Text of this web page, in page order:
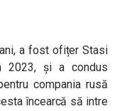
a fost ofițer Stasi
2023, și a condus
compania rusă
încearcă să intre